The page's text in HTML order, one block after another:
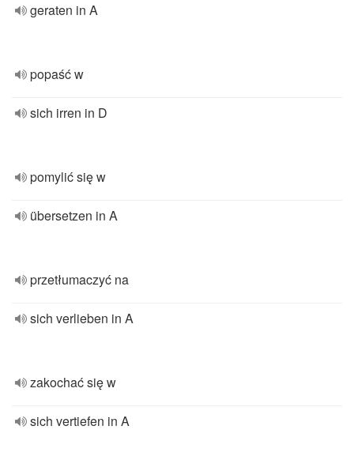
geraten in A
popaść w
sich irren in D
pomylić się w
übersetzen in A
przetłumaczyć na
sich verlieben in A
zakochać się w
sich vertiefen in A